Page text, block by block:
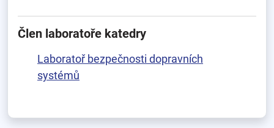
Člen laboratoře katedry
Laboratoř bezpečnosti dopravních
systémů